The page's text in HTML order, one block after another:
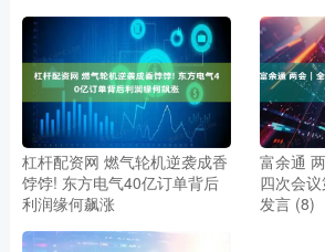
杠杆配资网 燃气轮机逆袭成香
饽饽! 东方电气40亿订单背后
利润缘何飙涨
富余通
四次会
发言 (8)